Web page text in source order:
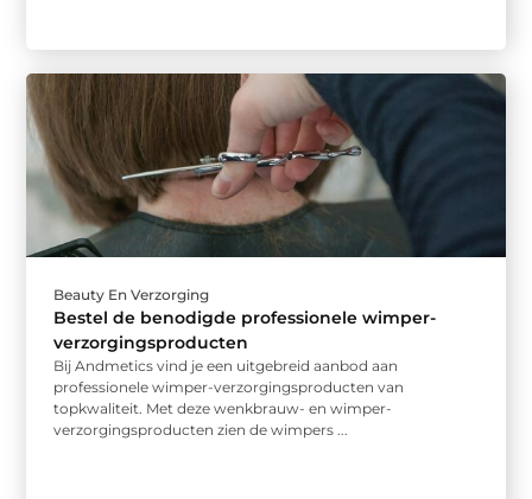
Beauty En Verzorging
Bestel de benodigde professionele wimper-
verzorgingsproducten
Bij Andmetics vind je een uitgebreid aanbod aan
professionele wimper-verzorgingsproducten van
topkwaliteit. Met deze wenkbrauw- en wimper-
verzorgingsproducten zien de wimpers ...